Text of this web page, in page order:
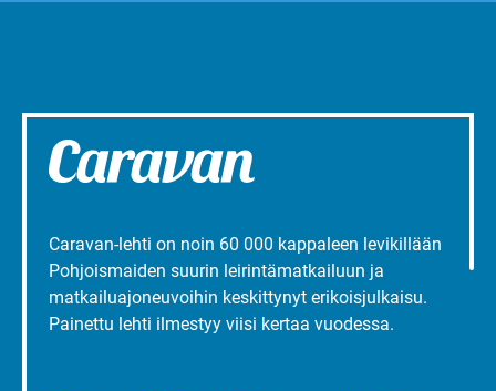
Caravan-lehti on noin 60 000 kappaleen levikillään
Pohjoismaiden suurin leirintämatkailuun ja
matkailuajoneuvoihin keskittynyt erikoisjulkaisu.
Painettu lehti ilmestyy viisi kertaa vuodessa.